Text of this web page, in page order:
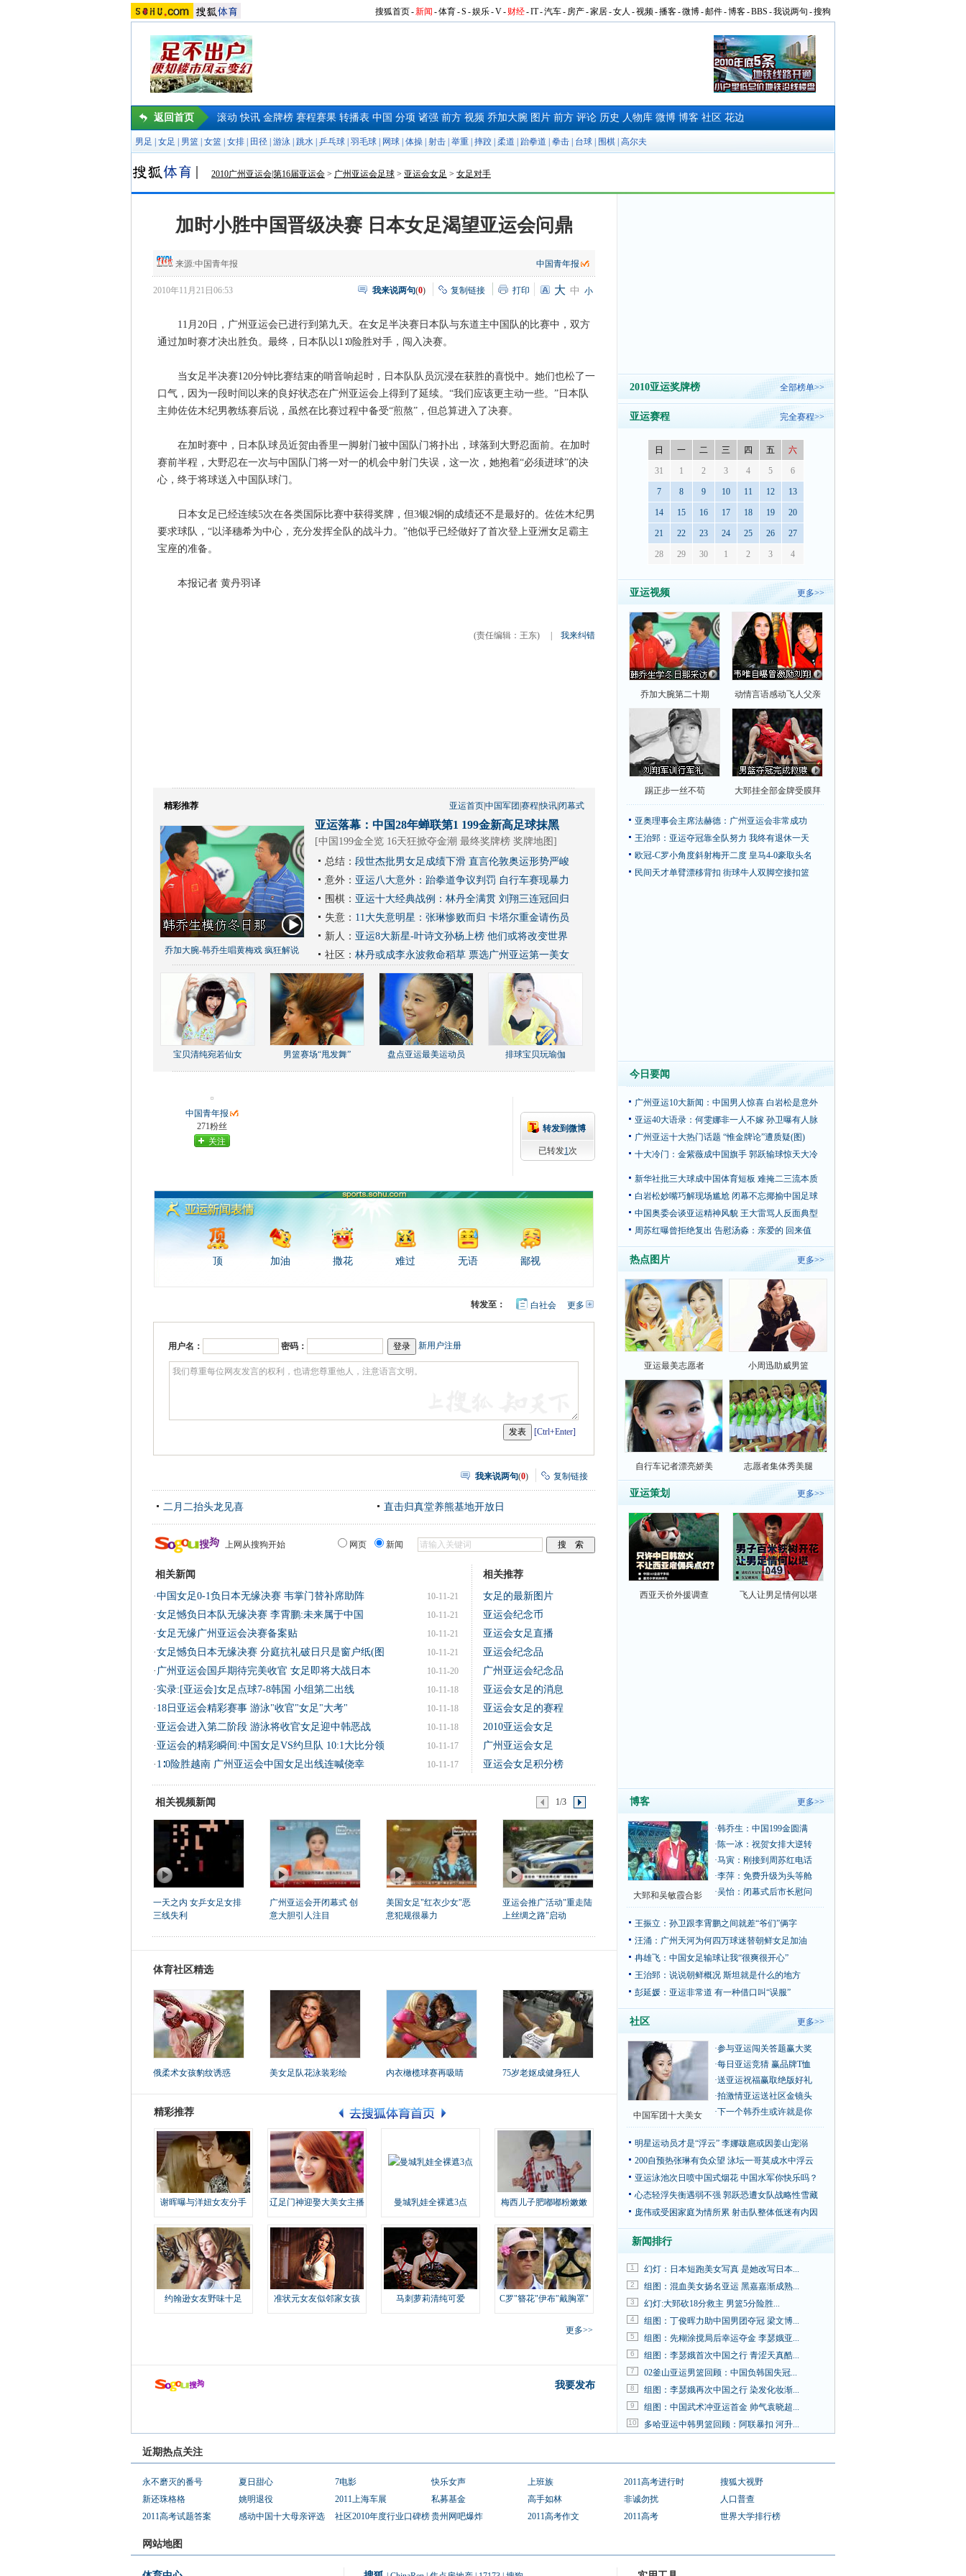
搜狐首页-新闻 -体育-S -娱乐-V- 财经-IT-汽车- 房产-家居-女人 -视频-播客-微博-邮件-博客-BBS -我说两句 -搜狗
返回首页 滚动 快讯 金牌榜 赛程赛果 转播表 中国 分项 诸强 前方 视频 乔加大腕 图片 前方 评论 历史 人物库 微博 博客 社区 花边
男足 女足 男篮 女篮 女排 田径 游泳 跳水 乒乓球 羽毛球 网球 体操 射击 举重 摔跤 柔道 跆拳道 拳击 台球 围棋 高尔夫
2010广州亚运会|第16届亚运会 > 广州亚运会足球 > 亚运会女足 > 女足对手
加时小胜中国晋级决赛 日本女足渴望亚运会问鼎
来源:中国青年报 中国青年报
2010年11月21日06:53 我来说两句(0) 复制链接 打印 大 中 小
11月20日，广州亚运会已进行到第九天。在女足半决赛日本队与东道主中国队的比赛中，双方
通过加时赛才决出胜负。最终，日本队以1∶0险胜对手，闯入决赛。
当女足半决赛120分钟比赛结束的哨音响起时，日本队队员沉浸在获胜的喜悦中。她们也松了一
口气，因为一段时间以来的良好状态在广州亚运会上得到了延续。“我们应该更主动一些。”日本队
主帅佐佐木纪男教练赛后说，虽然在比赛过程中备受“煎熬”，但总算进入了决赛。
在加时赛中，日本队球员近贺由香里一脚射门被中国队门将扑出，球落到大野忍面前。在加时
赛前半程，大野忍在一次与中国队门将一对一的机会中射门失误，这一次，她抱着“必须进球”的决
心，终于将球送入中国队球门。
日本女足已经连续5次在各类国际比赛中获得奖牌，但3银2铜的成绩还不是最好的。佐佐木纪男
要求球队，“以泽穗希为中心，充分发挥全队的战斗力。”他似乎已经做好了首次登上亚洲女足霸主
宝座的准备。
本报记者 黄丹羽译
(责任编辑：王东) 我来纠错
精彩推荐 亚运首页|中国军团 赛程|快讯|闭幕式
乔加大腕-韩乔生唱黄梅戏 疯狂解说
亚运落幕：中国28年蝉联第1 199金新高足球抹黑
[中国199金全览 16天狂掀夺金潮 最终奖牌榜 奖牌地图 ]
总结： 段世杰批男女足成绩下滑 直言伦敦奥运形势严峻
意外： 亚运八大意外：跆拳道争议判罚 自行车赛现暴力
围棋： 亚运十大经典战例：林丹全满贯 刘翔三连冠回归
失意： 11大失意明星：张琳惨败而归 卡塔尔重金请伤员
新人： 亚运8大新星-叶诗文孙杨上榜 他们或将改变世界
社区： 林丹或成李永波救命稻草 票选广州亚运第一美女
宝贝清纯宛若仙女 男篮赛场“甩发舞” 盘点亚运最美运动员 排球宝贝玩瑜伽
中国青年报
271粉丝
关注
转发到微博
已转发1次
顶 加油 撒花 难过 无语 鄙视
更多开
转发至： 白社会
用户名： 密码： 新用户注册
[Ctrl+Enter]
我来说两句(0) 复制链接
二月二抬头龙见喜 直击归真堂养熊基地开放日
上网从搜狗开始 网页 新闻
相关新闻
10-11-21
·中国女足0-1负日本无缘决赛 韦掌门替补席助阵
10-11-21
·女足憾负日本队无缘决赛 李霄鹏:未来属于中国
10-11-21
·女足无缘广州亚运会决赛备案贴
10-11-21
·女足憾负日本无缘决赛 分庭抗礼破日只是窗户纸(图
10-11-20
· 广州亚运会国乒期待完美收官 女足即将大战日本
10-11-18
·实录:[亚运会]女足点球7-8韩国 小组第二出线
10-11-18
· 18日亚运会精彩赛事 游泳"收官"女足"大考"
10-11-18
· 亚运会进入第二阶段 游泳将收官女足迎中韩恶战
10-11-17
· 亚运会的精彩瞬间:中国女足VS约旦队 10:1大比分领
10-11-17
· 1∶0险胜越南 广州亚运会中国女足出线连喊侥幸
相关推荐
女足的最新图片
亚运会纪念币
亚运会女足直播
亚运会纪念品
广州亚运会纪念品
亚运会女足的消息
亚运会女足的赛程
2010亚运会女足
广州亚运会女足
亚运会女足积分榜
相关视频新闻 1/3
一天之内 女乒女足女排
三线失利
广州亚运会开闭幕式 创
意大胆引人注目
美国女足"红衣少女"恶
意犯规很暴力
亚运会推广活动"重走陆
上丝绸之路"启动
体育社区精选
俄柔术女孩豹纹诱惑 美女足队花泳装彩绘 内衣橄榄球赛再吸睛 75岁老妪成健身狂人
精彩推荐
谢晖曝与洋妞女友分手 辽足门神迎娶大美女主播 曼城乳娃全裸遮3点 梅西儿子肥嘟嘟粉嫩嫩
约翰逊女友野味十足 准状元女友似邻家女孩 马刺萝莉清纯可爱 C罗"簪花"伊布"戴胸罩"
更多>>
我要发布
2010亚运奖牌榜 全部榜单>>
亚运赛程 完全赛程>>
日 一 二 三 四 五 六
31 1 2 3 4 5 6
7 8 9 10 11 12 13
14 15 16 17 18 19 20
21 22 23 24 25 26 27
28 29 30 1 2 3 4
亚运视频 更多>>
乔加大腕第二十期 动情言语感动飞人父亲
踢正步一丝不苟 大郅挂全部金牌受膜拜
亚奥理事会主席法赫德：广州亚运会非常成功
王治郅：亚运夺冠靠全队努力 我终有退休一天
欧冠-C罗小角度斜射梅开二度 皇马4-0豪取头名
民间天才单臂漂移背扣 街球牛人双脚空接扣篮
今日要闻
广州亚运10大新闻：中国男人惊喜 白岩松是意外
亚运40大语录：何雯娜非一人不嫁 孙卫曝有人脉
广州亚运十大热门话题 “惟金牌论”遭质疑(图)
十大冷门：金紫薇成中国旗手 郭跃输球惊天大冷
新华社批三大球成中国体育短板 难掩二三流本质
白岩松妙嘴巧解现场尴尬 闭幕不忘揶揄中国足球
中国奥委会谈亚运精神风貌 王大雷骂人反面典型
周苏红曝曾拒绝复出 告慰汤淼：亲爱的 回来值
热点图片 更多>>
亚运最美志愿者 小周迅助威男篮
自行车记者漂亮娇美 志愿者集体秀美腿
亚运策划 更多>>
西亚天价外援调查 飞人让男足情何以堪
博客 更多>>
大郅和吴敏霞合影
·韩乔生：中国199金圆满
·陈一冰：祝贺女排大逆转
·马寅：刚接到周苏红电话
·李萍：免费升级为头等舱
·吴怡：闭幕式后市长慰问
王振立：孙卫跟李霄鹏之间就差“爷们”俩字
汪涌：广州天河为何四万球迷替朝鲜女足加油
冉雄飞：中国女足输球让我“很爽很开心”
王治郅：说说朝鲜概况 斯坦就是什么的地方
彭延媛：亚运非常道 有一种借口叫“误服”
社区 更多>>
中国军团十大美女
·参与亚运闯关答题赢大奖
·每日亚运竞猜 赢品牌T恤
·送亚运祝福赢取绝版好礼
·拍激情亚运送社区金镜头
·下一个韩乔生或许就是你
明星运动员才是“浮云” 李娜跋扈或因姜山宠溺
200自预热张琳有负众望 泳坛一哥莫成水中浮云
亚运泳池次日喷中国式烟花 中国水军你快乐吗？
心态轻浮失衡遇弱不强 郭跃恐遭女队战略性雪藏
庞伟或受困家庭为情所累 射击队整体低迷有内因
新闻排行
1 幻灯：日本短跑美女写真 是她改写日本...
2 组图：混血美女扬名亚运 黑嘉嘉渐成熟...
3 幻灯:大郅砍18分救主 男篮5分险胜...
4 组图：丁俊晖力助中国男团夺冠 梁文博...
5 组图：先糊涂搅局后幸运夺金 李瑟娥亚...
6 组图：李瑟娥首次中国之行 青涩天真酷...
7 02釜山亚运男篮回顾：中国负韩国失冠...
8 组图：李瑟娥再次中国之行 染发化妆渐...
9 组图：中国武术冲亚运首金 帅气袁晓超...
10 多哈亚运中韩男篮回顾：阿联暴扣 河升...
近期热点关注
永不磨灭的番号 夏日甜心 7电影 快乐女声 上班族 2011高考进行时
搜狐大视野
新还珠格格
姚明退役 2011上海车展 私募基金 高手如林 非诚勿扰
人口普查
2011高考试题答案
感动中国十大母亲评选 社区2010年度行业口碑榜贵州网吧爆炸 2011高考作文 2011高考 世界大学排行榜
网站地图